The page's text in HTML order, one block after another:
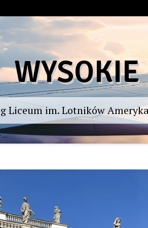
WYSOKIE
Liceum im. Lotników